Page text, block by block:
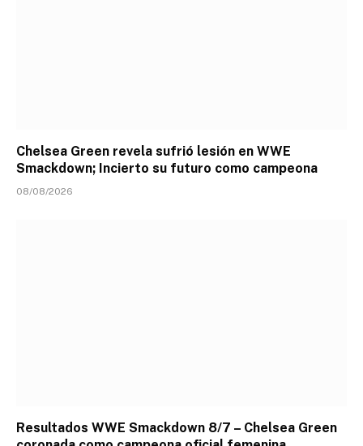
Chelsea Green revela sufrió lesión en WWE
Smackdown; Incierto su futuro como campeona
08/08/2026
Resultados WWE Smackdown 8/7 – Chelsea Green